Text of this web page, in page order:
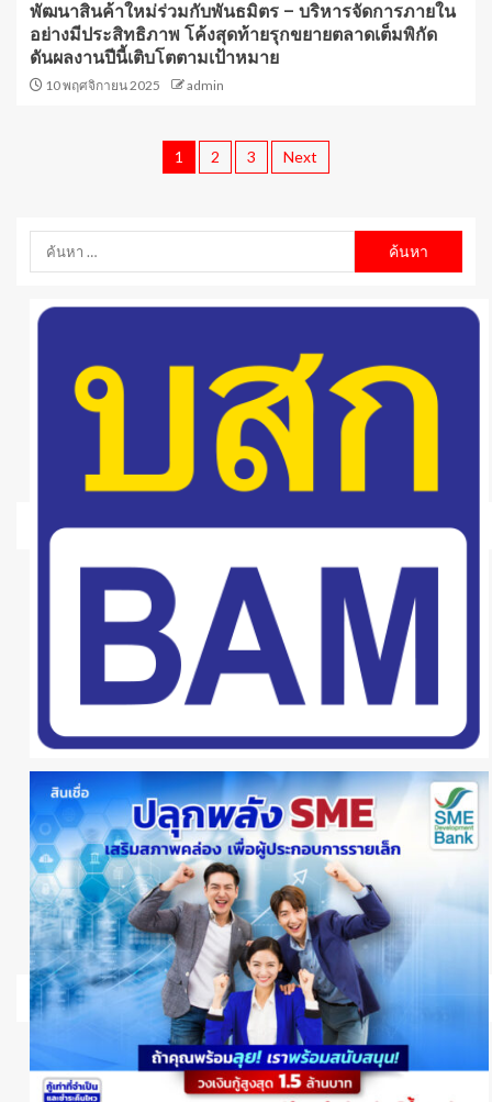
พัฒนาสินค้าใหม่ร่วมกับพันธมิตร – บริหารจัดการภายใน
อย่างมีประสิทธิภาพ โค้งสุดท้ายรุกขยายตลาดเต็มพิกัด
ดันผลงานปีนี้เติบโตตามเป้าหมาย
10 พฤศจิกายน 2025 admin
1 2 3 Next